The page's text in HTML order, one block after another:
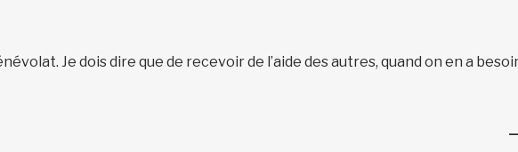
Je dois dire que de recevoir de l’aide des autres, quand on en a